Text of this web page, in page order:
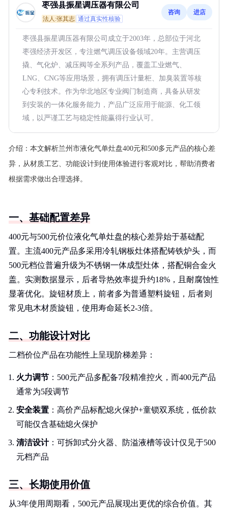
枣强县振星调压器有限公司
法人:张其志 通过真实性核验
咨询 进店
枣强县振星调压器有限公司成立于2003年，总部位于河北
枣强经济开发区，专注燃气调压设备领域20年。主营调压
撬、气化炉、减压阀等全系列产品，覆盖工业燃气、
LNG、CNG等应用场景，拥有调压计量柜、加臭装置等核
心专利技术。作为华北地区专业阀门制造商，具备从研发
到安装的一体化服务能力，产品广泛应用于能源、化工领
域，以严谨工艺与稳定性能赢得行业认可。
介绍： 本文解析兰州市液化气单灶盘400元和500多元产品的核心差
异，从材质工艺、功能设计到使用体验进行客观对比，帮助消费者
根据需求做出合理选择。
一、基础配置差异
400元与500元价位液化气单灶盘的核心差异始于基础配
置。主流400元产品多采用冷轧钢板灶体搭配铸铁炉头，而
500元档位普遍升级为不锈钢一体成型灶体，搭配铜合金火
盖。实测数据显示，后者导热效率提升约18%，且耐腐蚀性
显著优化。旋钮材质上，前者多为普通塑料旋钮，后者则
常见电木材质旋钮，使用寿命延长2-3倍。
二、功能设计对比
二档价位产品在功能性上呈现阶梯差异：
火力调节 ：500元产品多配备7段精准控火，而400元产品
通常为5段调节
安全装置 ：高价产品标配熄火保护+童锁双系统，低价款
可能仅含基础熄火保护
清洁设计：可拆卸式分火器、防溢液槽等设计仅见于500
元档产品
三、长期使用价值
从3年使用周期看，500元产品展现出更优的综合价值。其